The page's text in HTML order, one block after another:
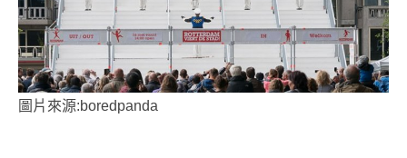
圖片來源:boredpanda